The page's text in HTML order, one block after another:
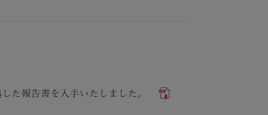
た報告書を入手いたしました。